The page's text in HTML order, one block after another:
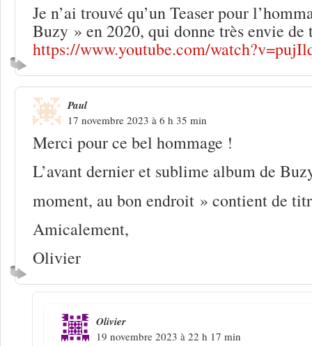
Je n’ai trouvé qu’un Teaser pour
Buzy » en 2020, qui donne très envie
https://www.youtube.com/
Paul
17 novembre 2023 à 6 h 35 min
Merci pour ce bel hommage !
L’avant dernier et sublime album de
moment, au bon endroit » contient de
Amicalement,
Olivier
Olivier
19 novembre 2023 à 22 h 17 min